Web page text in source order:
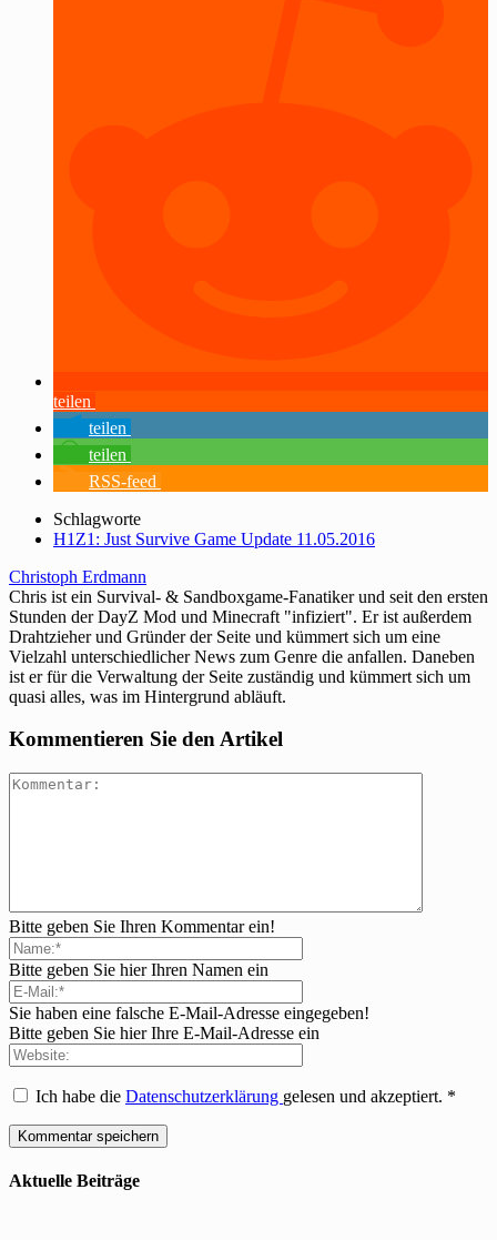
teilen
teilen
teilen
RSS-feed
Schlagworte
H1Z1: Just Survive Game Update 11.05.2016
Christoph Erdmann
Chris ist ein Survival- & Sandboxgame-Fanatiker und seit den ersten
Stunden der DayZ Mod und Minecraft "infiziert". Er ist außerdem
Drahtzieher und Gründer der Seite und kümmert sich um eine
Vielzahl unterschiedlicher News zum Genre die anfallen. Daneben
ist er für die Verwaltung der Seite zuständig und kümmert sich um
quasi alles, was im Hintergrund abläuft.
Kommentieren Sie den Artikel
Bitte geben Sie Ihren Kommentar ein!
Bitte geben Sie hier Ihren Namen ein
Sie haben eine falsche E-Mail-Adresse eingegeben!
Bitte geben Sie hier Ihre E-Mail-Adresse ein
Ich habe die Datenschutzerklärung gelesen und akzeptiert. *
Aktuelle Beiträge